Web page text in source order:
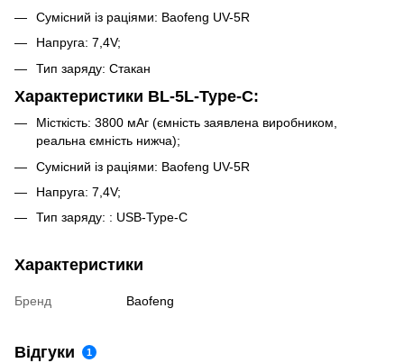
Сумісний із раціями: Baofeng UV-5R
Напруга: 7,4V;
Тип заряду: Стакан
Характеристики BL-5L-Type-C:
Місткість: 3800 мАг (ємність заявлена виробником,
реальна ємність нижча);
Сумісний із раціями: Baofeng UV-5R
Напруга: 7,4V;
Тип заряду: : USB-Type-C
Характеристики
Бренд Baofeng
Відгуки 1